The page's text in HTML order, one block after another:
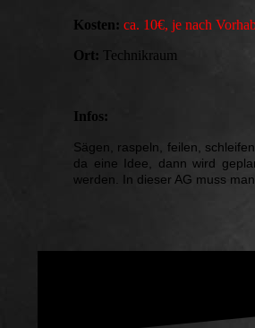
Kosten: ca. 10€, je nach
Ort: Technikraum
Infos:
Sägen, raspeln, feilen,
da eine Idee, dann wird
werden. In dieser AG muss